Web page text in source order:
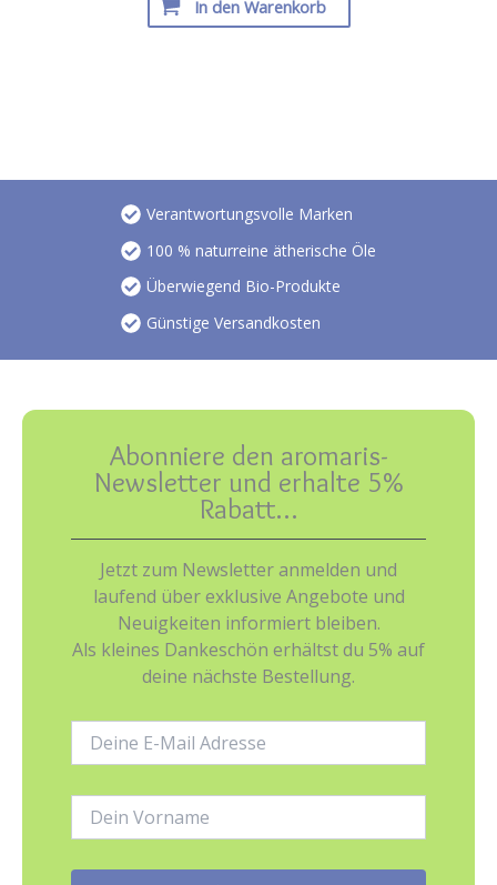
In den Warenkorb
Verantwortungsvolle Marken
100 % naturreine ätherische Öle
Überwiegend Bio-Produkte
Günstige Versandkosten
Abonniere den aromaris-
Newsletter und erhalte 5%
Rabatt…
Jetzt zum Newsletter anmelden und
laufend über exklusive Angebote und
Neuigkeiten informiert bleiben.
Als kleines Dankeschön erhältst du 5% auf
deine nächste Bestellung.
Mail-